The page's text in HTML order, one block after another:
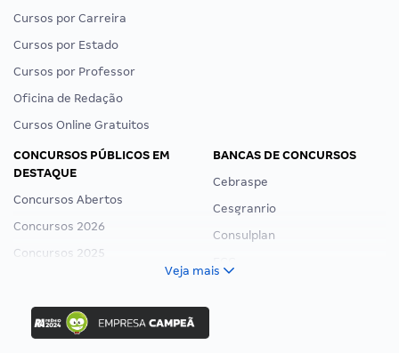
Cursos por Carreira
Cursos por Estado
Cursos por Professor
Oficina de Redação
Cursos Online Gratuitos
CONCURSOS PÚBLICOS EM
DESTAQUE
Concursos Abertos
Concursos 2026
Concursos 2025
Concurso Ibama
Concurso MPU
BANCAS DE CONCURSOS
Cebraspe
Cesgranrio
Consulplan
Veja mais